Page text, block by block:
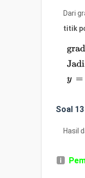
Dari
titik
Soal 13
Hasil